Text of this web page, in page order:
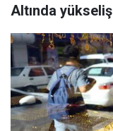
Altında yükseliş